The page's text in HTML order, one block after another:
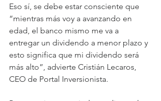
Eso sí, se debe estar consciente que
“mientras más voy a avanzando en
edad, el banco mismo me va a
entregar un dividendo a menor plazo y
esto significa que mi dividendo será
más alto”, advierte Cristián Lecaros,
CEO de Portal Inversionista.